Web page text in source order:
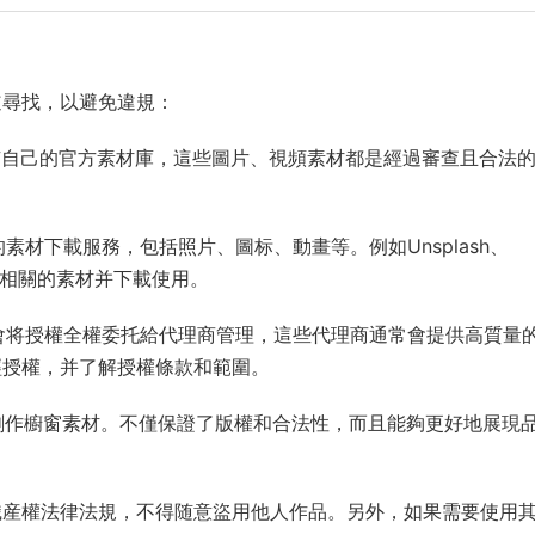
找，以避免違規：
己的官方素材庫，這些圖片、視頻素材都是經過審查且合法
材下載服務，包括照片、圖标、動畫等。例如Unsplash、
關的素材并下載使用。
授權全權委托給代理商管理，這些代理商通常會提供高質量
權，并了解授權條款和範圍。
櫥窗素材。不僅保證了版權和合法性，而且能夠更好地展現
權法律法規，不得随意盜用他人作品。另外，如果需要使用